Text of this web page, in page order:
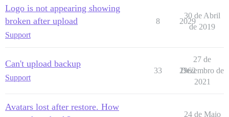
Logo is not appearing showing
broken after upload
Support
8 2029
30 de Abril
de 2019
Can't upload backup
Support
33 2962
27 de
Dezembro de
2021
Avatars lost after restore. How
24 de Maio